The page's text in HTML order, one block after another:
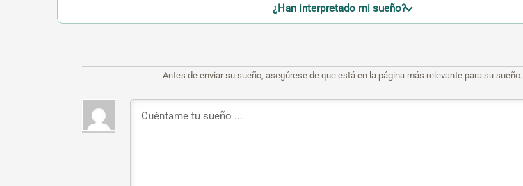
¿Han interpretado mi sueño?
Antes de enviar su sueño, asegúrese de que está en la página más relevante para su sueño.